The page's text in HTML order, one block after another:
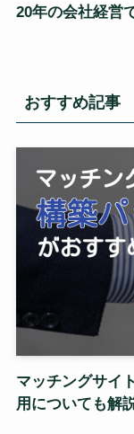
20年の会社経営
おすすめ記事
マッチングサイ
用についても解